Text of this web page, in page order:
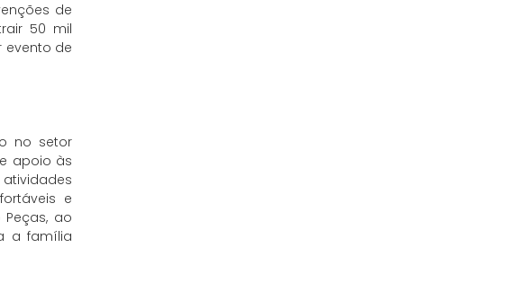
de
50 mil
evento de
no setor
apoio às
e
ao
a família